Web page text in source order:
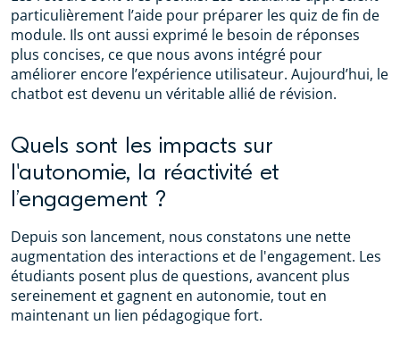
particulièrement l’aide pour préparer les quiz de fin de
module. Ils ont aussi exprimé le besoin de réponses
plus concises, ce que nous avons intégré pour
améliorer encore l’expérience utilisateur. Aujourd’hui, le
chatbot est devenu un véritable allié de révision.
Quels sont les impacts sur
l'autonomie, la réactivité et
l’engagement ?
Depuis son lancement, nous constatons une nette
augmentation des interactions et de l'engagement. Les
étudiants posent plus de questions, avancent plus
sereinement et gagnent en autonomie, tout en
maintenant un lien pédagogique fort.